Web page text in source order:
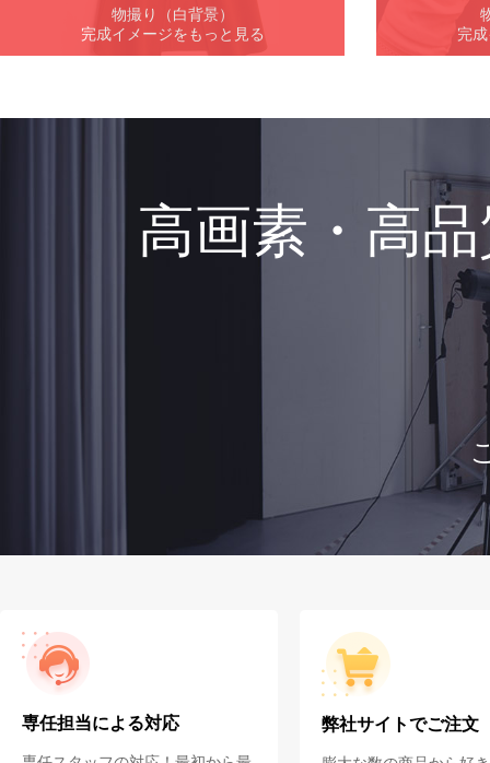
物撮り（白背景）
完成イメージをもっと見る
完
高画素・高
専任担当による対応 弊社サイトでご注文